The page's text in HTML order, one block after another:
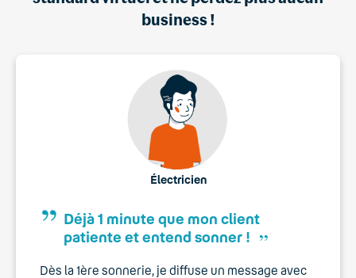
business !
Électricien
Déjà 1 minute que mon client
patiente et entend sonner ! ,,
Dès la 1ère sonnerie, je diffuse un message avec